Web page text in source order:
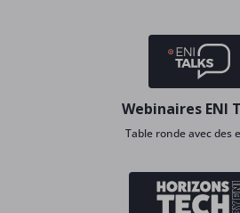
Webinaires ENI
Table ronde avec des